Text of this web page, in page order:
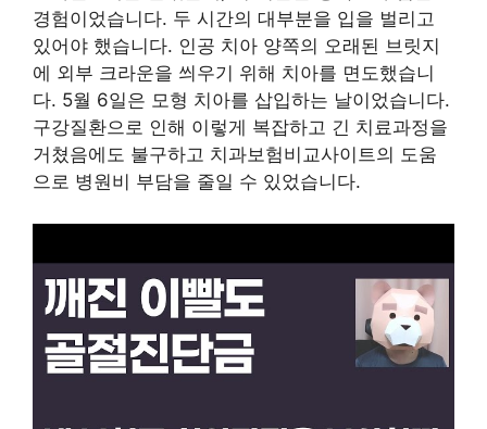
경험이었습니다. 두 시간의 대부분을 입을 벌리고
있어야 했습니다. 인공 치아 양쪽의 오래된 브릿지
에 외부 크라운을 씌우기 위해 치아를 면도했습니
다. 5월 6일은 모형 치아를 삽입하는 날이었습니다.
구강질환으로 인해 이렇게 복잡하고 긴 치료과정을
거쳤음에도 불구하고 치과보험비교사이트의 도움
으로 병원비 부담을 줄일 수 있었습니다.